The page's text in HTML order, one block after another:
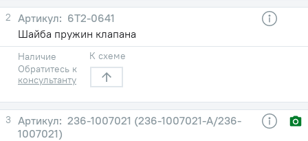
2
6Т2-0641
Шайба пружин клапана
Наличие
Обратитесь к
консультанту
К схеме
3
236-1007021 (236-1007021-А/236-
1007021)